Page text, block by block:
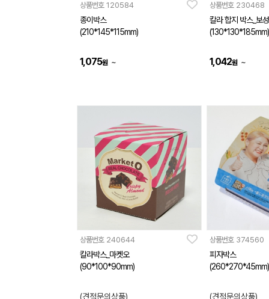
상품번호 120584
종이박스
(210*145*115mm)
1,075원 ~
상품번호 230468
칼라 합지 박스_보
(130*130*185mm)
1,042원 ~
상품번호 240644
칼라박스_마켓오
(90*100*90mm)
(견적문의상품)
상품번호 374560
피자박스
(260*270*45mm)
(견적문의상품)